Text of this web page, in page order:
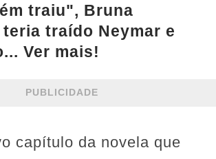
traiu", Bruna
traído Neymar e
Ver mais!
PUBLICIDADE
capítulo da novela que